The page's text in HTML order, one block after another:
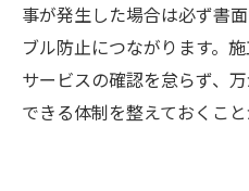
事が発生した場合は必ず書
ブル防止につながります。
サービスの確認を怠らず、
できる体制を整えておくこと